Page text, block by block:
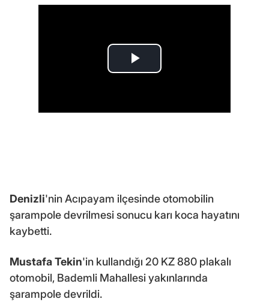
Denizli'nin Acıpayam ilçesinde otomobilin
şarampole devrilmesi sonucu karı koca hayatını
kaybetti.
Mustafa Tekin'in kullandığı 20 KZ 880 plakalı
otomobil, Bademli Mahallesi yakınlarında
şarampole devrildi.